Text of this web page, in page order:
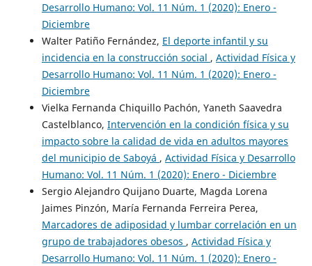
Desarrollo Humano: Vol. 11 Núm. 1 (2020): Enero -
Diciembre
Walter Patiño Fernández, El deporte infantil y su
incidencia en la construcción social , Actividad Física y
Desarrollo Humano: Vol. 11 Núm. 1 (2020): Enero -
Diciembre
Vielka Fernanda Chiquillo Pachón, Yaneth Saavedra
Castelblanco, Intervención en la condición física y su
impacto sobre la calidad de vida en adultos mayores
del municipio de Saboyá , Actividad Física y Desarrollo
Humano: Vol. 11 Núm. 1 (2020): Enero - Diciembre
Sergio Alejandro Quijano Duarte, Magda Lorena
Jaimes Pinzón, María Fernanda Ferreira Perea,
Marcadores de adiposidad y lumbar correlación en un
grupo de trabajadores obesos , Actividad Física y
Desarrollo Humano: Vol. 11 Núm. 1 (2020): Enero -